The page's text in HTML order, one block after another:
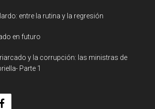
entre la rutina y la regresión
en futuro
y la corrupción: las ministras de
Parte 1